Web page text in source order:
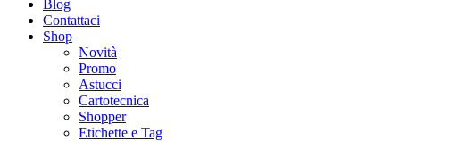
Blog
Contattaci
Shop
Novità
Promo
Astucci
Cartotecnica
Shopper
Etichette e Tag